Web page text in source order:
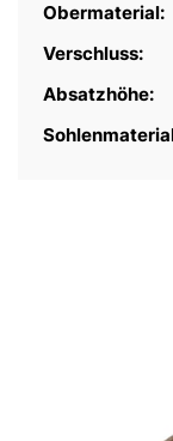
Obermaterial:
Verschluss:
Absatzhöhe: